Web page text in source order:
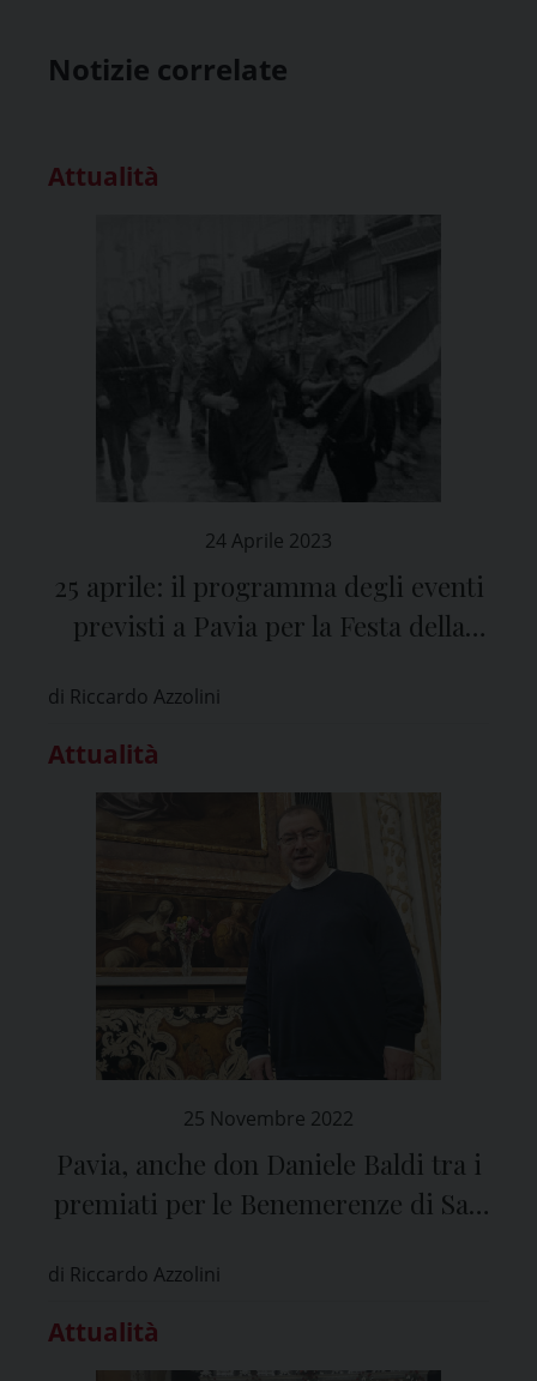
Notizie correlate
Attualità
24 Aprile 2023
25 aprile: il programma degli eventi
previsti a Pavia per la Festa della
di Riccardo Azzolini
Attualità
25 Novembre 2022
Pavia, anche don Daniele Baldi tra i
premiati per le Benemerenze di San
di Riccardo Azzolini
Attualità